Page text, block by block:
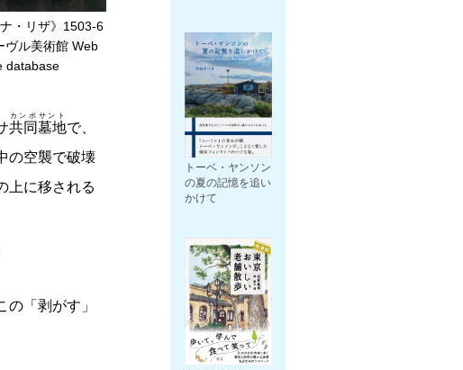
・リザ》1503-6
ル美術館 Web
database
共同墓地
カンポサント
で、
の空襲で破壊
上に移される
「剥がす」
トーベ・ヤンソン
の夏の記憶を追い
かけて